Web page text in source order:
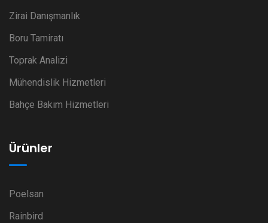
Zirai Danışmanlık
Boru Tamiratı
Toprak Analizi
Mühendislik Hizmetleri
Bahçe Bakım Hizmetleri
Ürünler
Poelsan
Rainbird